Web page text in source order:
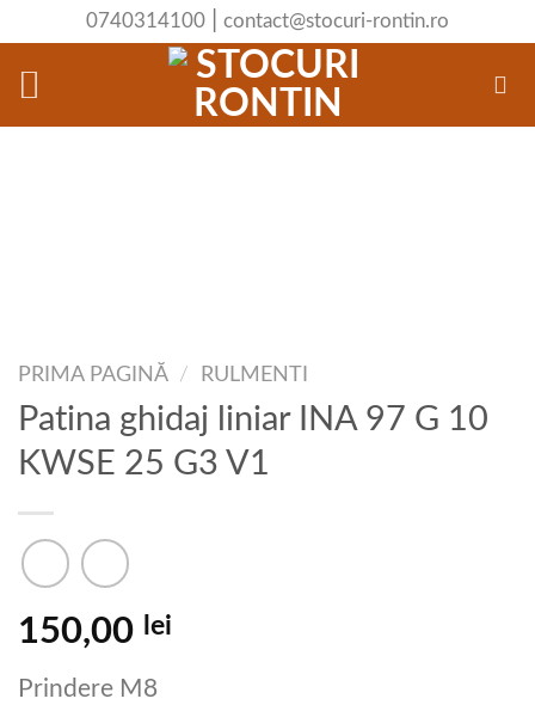
content
0740314100 contact@stocuri-rontin.ro
PRIMA PAGINĂ / RULMENTI
Patina ghidaj liniar INA 97 G 10
KWSE 25 G3 V1
150,00 lei
Prindere M8